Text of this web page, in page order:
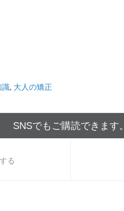
識, 大人の矯正
SNSでもご購読できます。
る